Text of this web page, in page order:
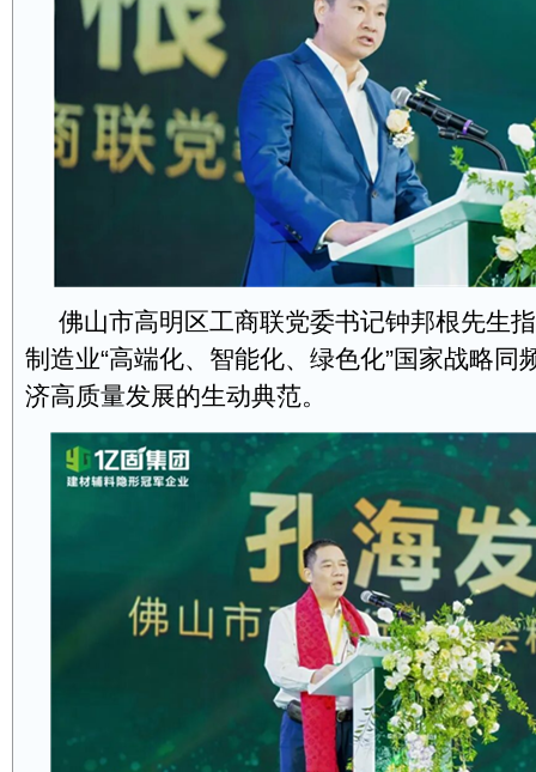
佛山市高明区工商联党委书记钟邦根先生
制造业“高端化、智能化、绿色化”国家战略同
济高质量发展的生动典范。